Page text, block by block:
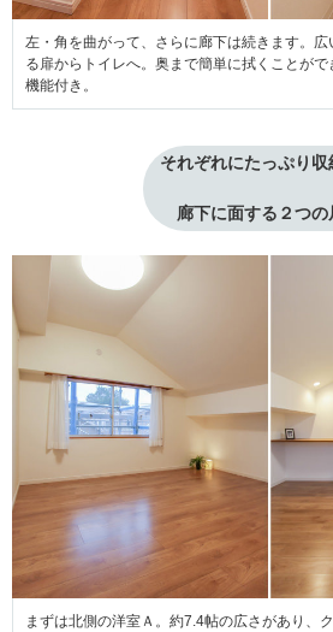
左・角を曲がって、さらに廊下は続きます。
る扉からトイレへ。奥まで簡単に拭くことが
機能付き。
それぞれにたっぷり収
廊下に面する２つの
まずは北側の洋室Ａ。約7.4帖の広さがあり、